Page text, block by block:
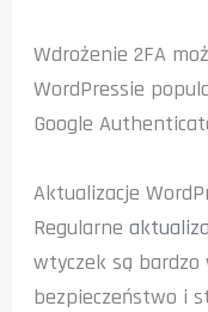
Wdrożenie 2FA
WordPressie
Google
Aktualizacje
Regularne
wtyczek są bardzo
bezpieczeństwo i